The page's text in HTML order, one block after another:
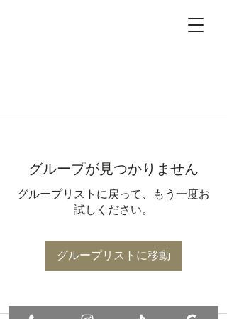
グループが見つかりません
グループリストに戻って、もう一度お
試しください。
グループリストに移動